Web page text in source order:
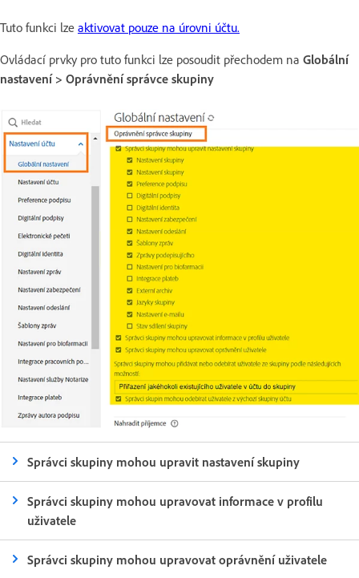
Tuto funkci lze aktivovat pouze na úrovni účtu.
Ovládací prvky pro tuto funkci lze posoudit přechodem na Globální
nastavení > Oprávnění správce skupiny
Správci skupiny mohou upravit nastavení skupiny
Správci skupiny mohou upravovat informace v profilu
uživatele
Správci skupiny mohou upravovat oprávnění uživatele